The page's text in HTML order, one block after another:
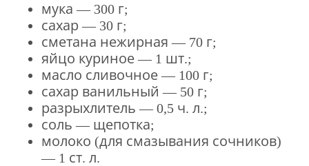
мука — 300 г;
сахар — 30 г;
сметана нежирная — 70 г;
яйцо куриное — 1 шт.;
масло сливочное — 100 г;
сахар ванильный — 50 г;
разрыхлитель — 0,5 ч. л.;
соль — щепотка;
молоко (для смазывания сочников)
— 1 ст. л.